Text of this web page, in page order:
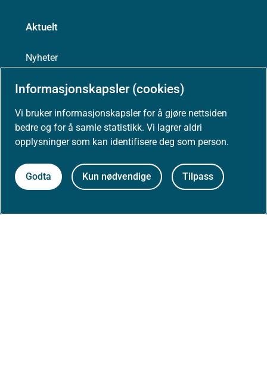
Informasjonskapsler (cookies)
Vi bruker informasjonskapsler for å gjøre nettsiden
bedre og for å samle statistikk. Vi lagrer aldri
opplysninger som kan identifisere deg som person.
Godta Kun nødvendige Tilpass
Aktuelt
Nyheter
Arrangementer
Høringer
Presse